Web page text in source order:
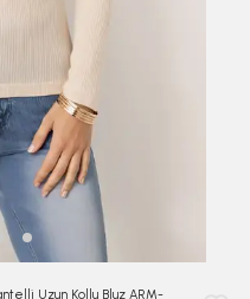
Uzun Kollu Bluz ARM-